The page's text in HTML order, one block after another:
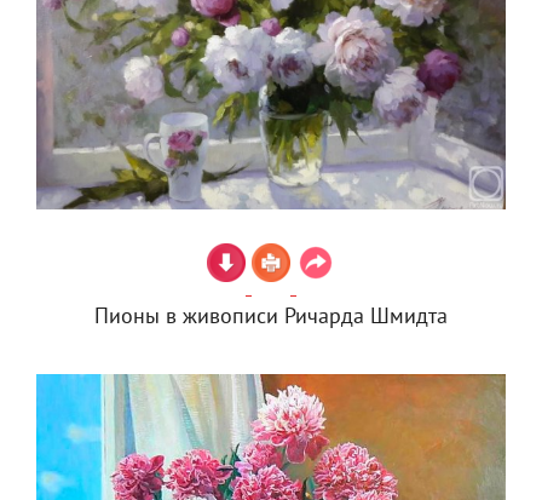
Пионы в живописи Ричарда Шмидта